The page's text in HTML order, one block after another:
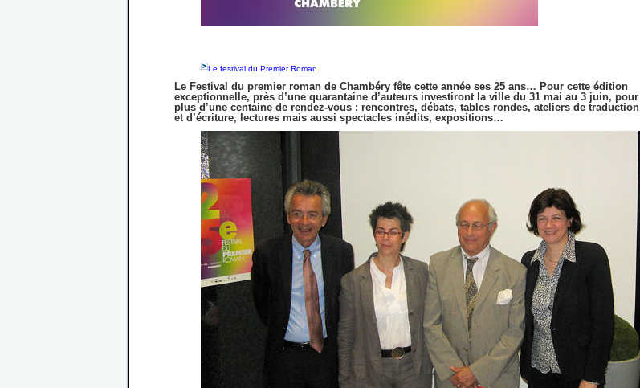
Le festival du Premier Roman
Le Festival du premier roman de Chambéry fête cette année ses 25 ans… Pour cette édition
exceptionnelle, près d’une quarantaine d’auteurs investiront la ville du 31 mai au 3 juin, pour
plus d’une centaine de rendez-vous : rencontres, débats, tables rondes, ateliers de traduction
et d’écriture, lectures mais aussi spectacles inédits, expositions…